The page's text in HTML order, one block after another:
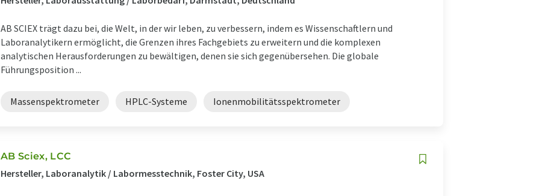
AB SCIEX trägt dazu bei, die Welt, in der wir leben, zu verbessern, indem es Wissenschaftlern und
Laboranalytikern ermöglicht, die Grenzen ihres Fachgebiets zu erweitern und die komplexen
analytischen Herausforderungen zu bewältigen, denen sie sich gegenübersehen. Die globale
Führungsposition ...
Massenspektrometer HPLC-Systeme Ionenmobilitätsspektrometer
AB Sciex, LCC
Hersteller, Laboranalytik / Labormesstechnik, Foster City, USA